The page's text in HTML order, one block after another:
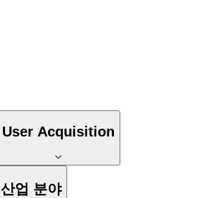
User Acquisition
산업 분야